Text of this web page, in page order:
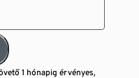
1 hónapig érvényes,